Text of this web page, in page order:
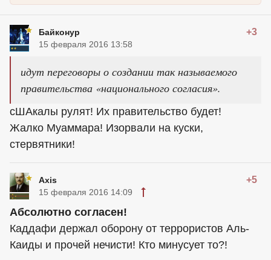
Байконур +3
15 февраля 2016 13:58
идут переговоры о создании так называемого
правительства «национального согласия».
сШАкалы рулят! Их правительство будет!
Жалко Муаммара! Изорвали на куски,
стервятники!
Axis +5
15 февраля 2016 14:09
Абсолютно согласен!
Каддафи держал оборону от террористов Аль-
Каиды и прочей нечисти! Кто минусует то?!